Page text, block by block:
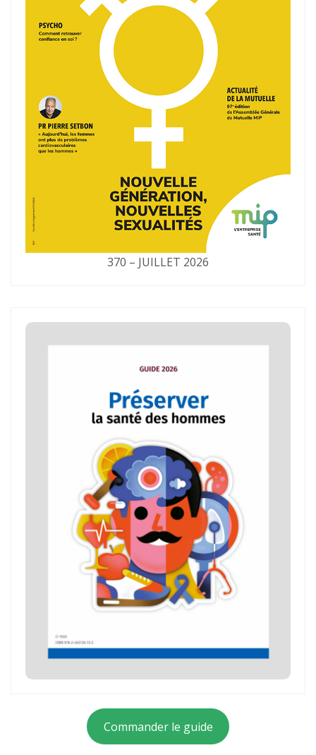
370 – JUILLET 2026
Commander le guide